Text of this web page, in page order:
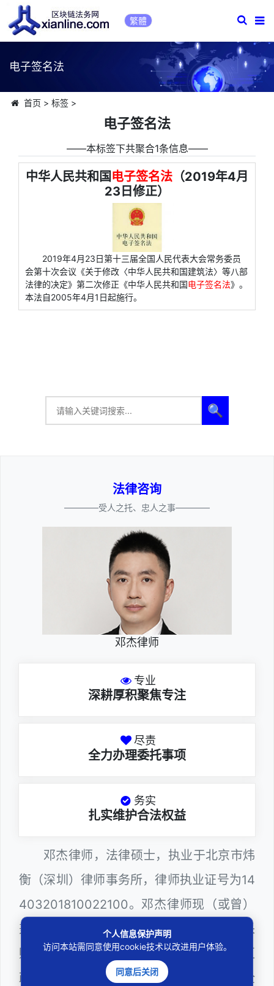
繁體
电子签名法
首页 > 标签>
电子签名法
――本标签下共聚合1条信息――
中华人民共和国 电子签名法 （2019年4月
23日修正）
2019年4月23日第十三届全国人民代表大会常务委员
会第十次会议《关于修改〈中华人民共和国建筑法〉等八部
法律的决定》第二次修正《中华人民共和国电子签名法》。
本法自2005年4月1日起施行。
🔍
法律咨询
————受人之托、忠人之事————
邓杰律师
专业
深耕厚积聚焦专注
尽责
全力办理委托事项
务实
扎实维护合法权益
邓杰律师，法律硕士，执业于北京市炜
衡（深圳）律师事务所，律师执业证号为14
403201810022100。邓杰律师现（或曾）
兼任深圳市人民政府听证员、深圳市政府采
购评审专家（法律类），曾担任深圳市某区
政府系统公职律师、计算机信息网络安全
个人信息保护声明
访问本站需同意使用cookie技术以改进用户体验。
同意后关闭